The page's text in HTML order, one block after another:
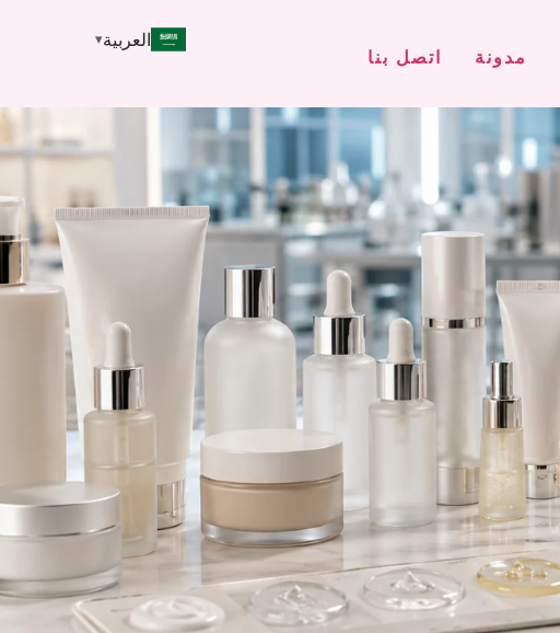
مدونة اتصل بنا
العربية